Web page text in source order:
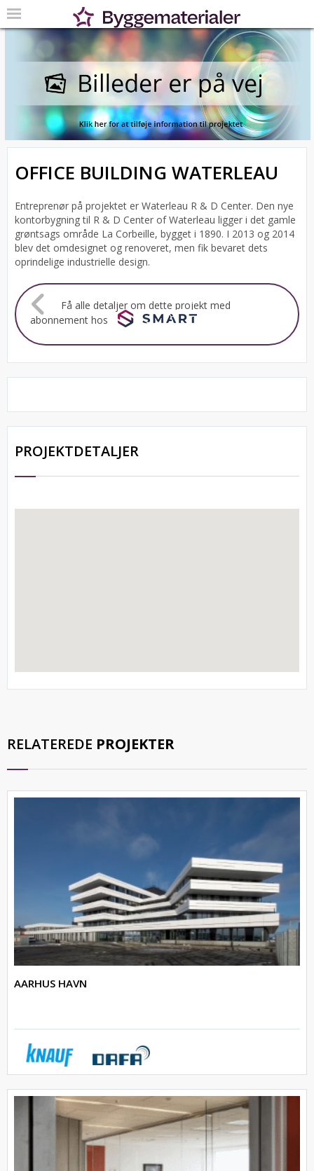
OFFICE BUILDING WATERLEAU
Entreprenør på projektet er Waterleau R & D Center. Den nye
kontorbygning til R & D Center of Waterleau ligger i det gamle
grøntsags område La Corbeille, bygget i 1890. I 2013 og 2014
blev det omdesignet og renoveret, men fik bevaret dets
oprindelige industrielle design.
Få alle detaljer om dette projekt med
abonnement hos
PROJEKTDETALJER
RELATEREDE PROJEKTER
AARHUS HAVN